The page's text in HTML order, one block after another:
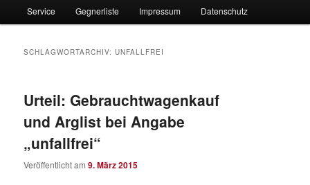
Service Gegnerliste Impressum Datenschutz
SCHLAGWORTARCHIV:UNFALLFREI
Urteil: Gebrauchtwagenkauf
und Arglist bei Angabe
„unfallfrei“
Veröffentlicht am9. März 2015